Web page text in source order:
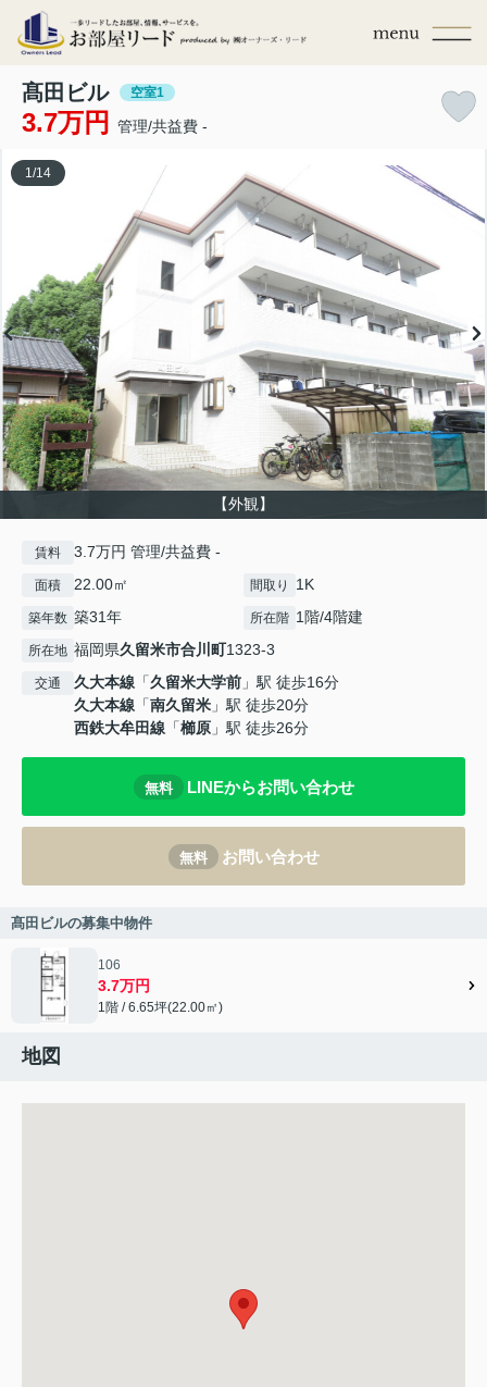
髙田ビル 空室1
3.7万円 管理/共益費 -
【外観】
1 /14
賃料 3.7万円 管理/共益費 -
面積 22.00㎡ 間取り 1K
築年数 築31年 所在階 1階/4階建
所在地 福岡県久留米市合川町1323-3
交通 久大本線 「久留米大学前 」駅 徒歩16分
久大本線 「南久留米 」駅 徒歩20分
西鉄大牟田線 「櫛原 」駅 徒歩26分
無料 LINEからお問い合わせ
無料 お問い合わせ
髙田ビルの募集中物件
106
3.7万円
1階 / 6.65坪(22.00㎡)
地図